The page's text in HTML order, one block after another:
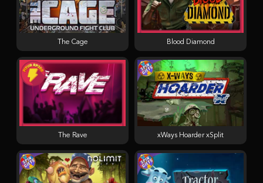
Blood Diamond
The Cage
xWays Hoarder xSplit
The Rave